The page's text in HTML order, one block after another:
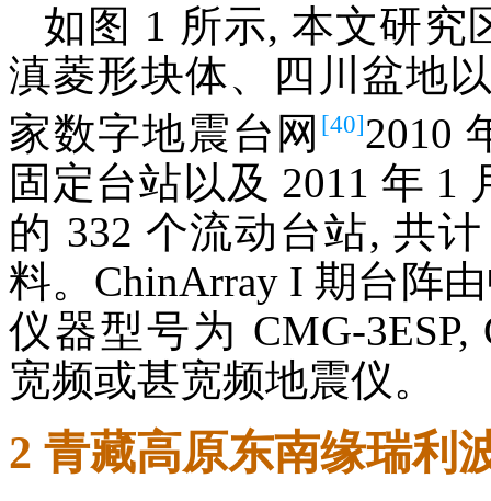
如图 1 所示, 本文研究
滇菱形块体、四川盆地
家数字地震台网 [40]2010
固定台站以及 2011 年 1
的 332 个流动台站, 共
料。ChinArray I 期台阵
仪器型号为 CMG-3ESP,
宽频或甚宽频地震仪。
2 青藏高原东南缘瑞利